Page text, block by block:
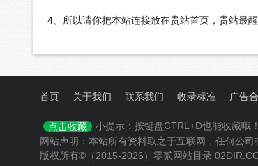
4、所以请你把本站连接放在贵站首页，贵站最醒
首页 关于我们 联系我们 收录标准 广告
点击收藏
小提示：按键盘CTRL+D也能收藏哦！
网站声明：本站所有资料取之于互联网，任何公
版权所有©（2015-2026）零贰网站目录